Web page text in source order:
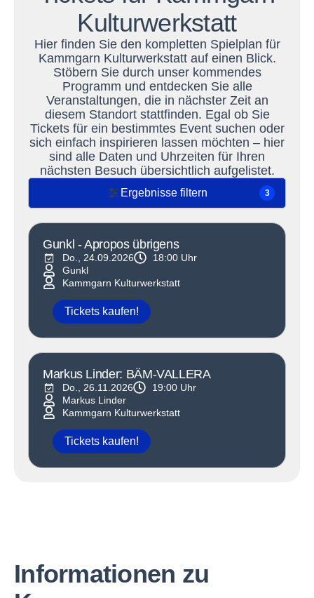
Kulturwerkstatt
Hier finden Sie den kompletten Spielplan für
Kammgarn Kulturwerkstatt auf einen Blick.
Stöbern Sie durch unser kommendes
Programm und entdecken Sie alle
Veranstaltungen, die in nächster Zeit an
diesem Standort stattfinden. Egal ob Sie
Tickets für ein bestimmtes Event suchen oder
sich einfach inspirieren lassen möchten – hier
sind alle Daten und Uhrzeiten für Ihren
nächsten Besuch übersichtlich aufgelistet.
Ergebnisse filtern 3
Gunkl - Apropos übrigens
Do., 24.09.2026
18:00 Uhr
Gunkl
Kammgarn Kulturwerkstatt
Tickets kaufen!
Markus Linder: BÄM-VALLERA
Do., 26.11.2026
19:00 Uhr
Markus Linder
Kammgarn Kulturwerkstatt
Tickets kaufen!
Informationen zu